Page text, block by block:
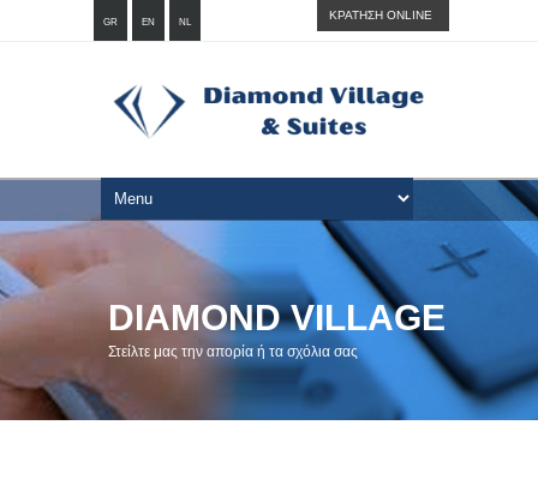
GR EN NL
ΚΡΑΤΗΣΗ ONLINE
DIAMOND VILLAGE
Στείλτε μας την απορία ή τα σχόλια σας